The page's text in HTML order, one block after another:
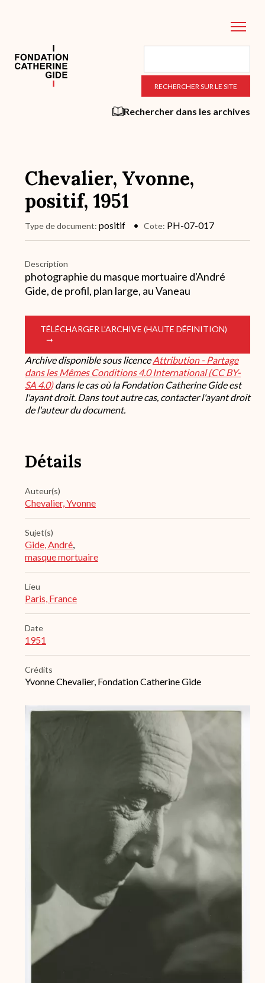
principal
Rechercher dans les archives
Chevalier, Yvonne,
positif, 1951
Type de document positif Cote PH-07-017
Description
photographie du masque mortuaire d'André
Gide, de profil, plan large, au Vaneau
TÉLÉCHARGER L’ARCHIVE (HAUTE DÉFINITION)
Archive disponible sous licenceAttribution - Partage
dans les Mêmes Conditions 4.0 International (CC BY-
SA 4.0)dans le cas où la Fondation Catherine Gide est
l'ayant droit. Dans tout autre cas, contacter l'ayant droit
de l'auteur du document.
Détails
Auteur(s)
Chevalier, Yvonne
Sujet(s)
Gide, André,
masque mortuaire
Lieu
Paris, France
Date
1951
Crédits
Yvonne Chevalier, Fondation Catherine Gide
Archive